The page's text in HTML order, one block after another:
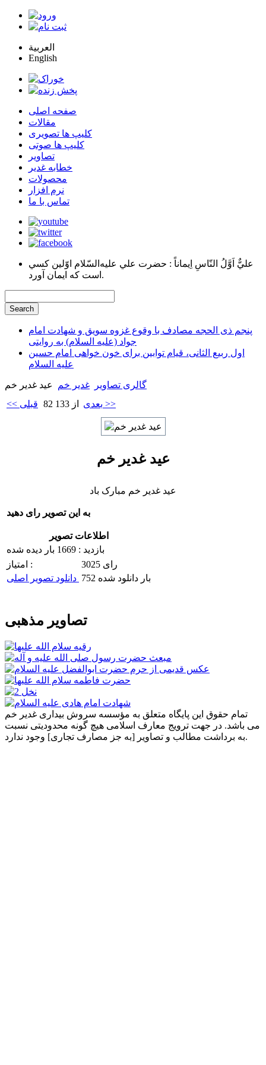
العربية
English
صفحه اصلی
مقالات
کلیپ ها تصویری
کلیپ ها صوتی
تصاویر
خطابه غدیر
محصولات
نرم افزار
تماس با ما
عليٌّ اَوَّلُ النّاسِ اِيماناً : حضرت علي عليه‌السّلام اوّلين كسي
است كه ايمان آورد.
پنجم ذی الحجه مصادف با وقوع غزوه سویق و شهادت امام
جواد (علیه السلام) به روایتی
اول ربیع الثانی، قیام توابین برای خون خواهی امام حسین
علیه السلام
گالری تصاویر غدير خم
عید غدیر خم
<< قبلی
82 از 133 بعدی >>
عید غدیر خم
عید غدیر خم مبارک باد
به این تصویر رای دهید
اطلاعات تصویر
بازدید : 1669 بار دیده شده
امتیاز :
3025 رای
752 بار دانلود شده
تصاویر مذهبی
تمام حقوق این پایگاه متعلق به مؤسسه سروش بیداری غدیر خم
می باشد. در جهت ترویج معارف اسلامی هیچ گونه محدودیتی نسبت
به برداشت مطالب و تصاویر [به جز مصارف تجاری] وجود ندارد.